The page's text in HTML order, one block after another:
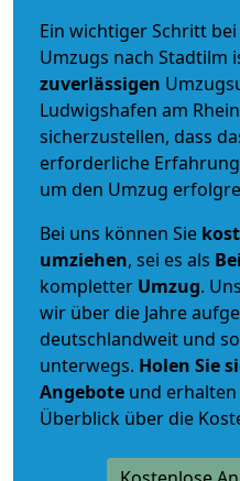
Ein wichtiger Schritt
Umzugs nach Stadtilm
zuverlässigen
Ludwigshafen am
sicherzustellen, dass
erforderliche
um den Umzug
Bei uns können Sie
umziehen, sei es als
kompletter Umzug.
wir über die Jahre
deutschlandweit und
unterwegs. Holen Sie
Angebote und erhalten
Überblick über die